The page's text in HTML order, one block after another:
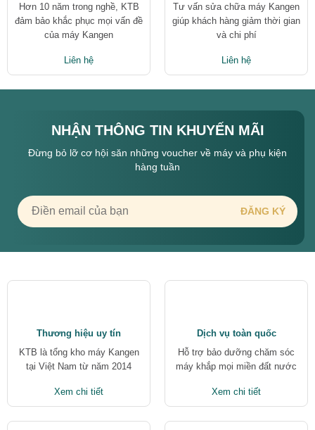
Hơn 10 năm trong nghề, KTB
đảm bảo khắc phục mọi vấn đề
của máy Kangen
Liên hệ
Tư vấn sửa chữa máy Kangen
giúp khách hàng giảm thời gian
và chi phí
Liên hệ
NHẬN THÔNG TIN KHUYẾN MÃI
Đừng bỏ lỡ cơ hội săn những voucher về máy và phụ kiện
hàng tuần
Thương hiệu uy tín
KTB là tổng kho máy Kangen
tại Việt Nam từ năm 2014
Xem chi tiết
Dịch vụ toàn quốc
Hỗ trợ bảo dưỡng chăm sóc
máy khắp mọi miền đất nước
Xem chi tiết